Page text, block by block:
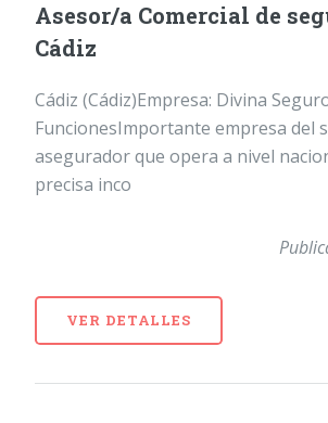
Asesor/a Comercial de
Cádiz
Cádiz (Cádiz)Empresa: Divina
FuncionesImportante empresa del
asegurador que opera a nivel
precisa inco
VER DETALLES